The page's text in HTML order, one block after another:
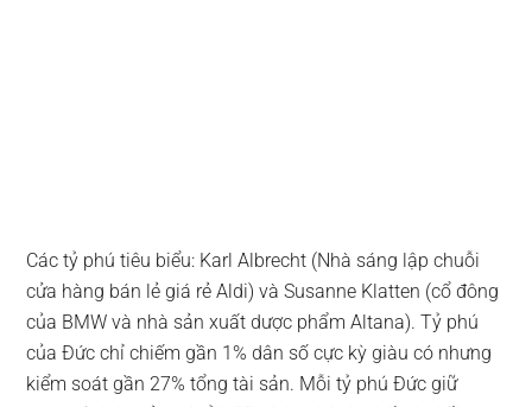
Các tỷ phú tiêu biểu: Karl Albrecht (Nhà sáng lập chuỗi
cửa hàng bán lẻ giá rẻ Aldi) và Susanne Klatten (cổ đông
của BMW và nhà sản xuất dược phẩm Altana). Tỷ phú
của Đức chỉ chiếm gần 1% dân số cực kỳ giàu có nhưng
kiểm soát gần 27% tổng tài sản. Mỗi tỷ phú Đức giữ